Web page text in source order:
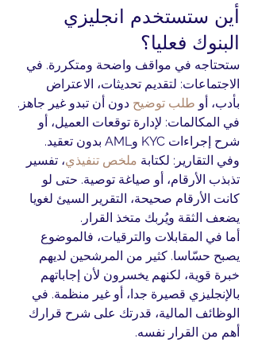
أين ستستخدم انجليزي
البنوك فعليا؟
ستحتاجه في مواقف واضحة ومتكررة. في
الاجتماعات: لتقديم تحديثات، الاعتراض
بأدب، أو طلب توضيح دون أن تبدو غير جاهز.
في المكالمات: لإدارة توقعات العميل، أو
شرح إجراءات KYC وAML بدون تعقيد.
وفي التقارير: لكتابة ملخص تنفيذي، تفسير
تذبذب الأرقام، أو صياغة توصية. حتى لو
كانت الأرقام صحيحة، التقرير السيئ لغويا
يضعف الثقة ويُربك متخذ القرار.
أما في المقابلات والترقيات، فالموضوع
يصبح حسّاسا. كثير من المرشحين لديهم
خبرة قوية، لكنهم يخسرون لأن إجاباتهم
بالإنجليزي قصيرة جدا، أو غير منظمة. في
الوظائف المالية، قدرتك على شرح قرارك
أهم من القرار نفسه.